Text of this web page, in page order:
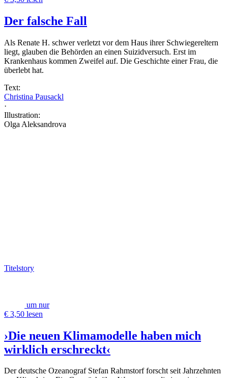
Der falsche Fall
Als Renate H. schwer verletzt vor dem Haus ihrer Schwiegereltern
liegt, glauben die Behörden an einen Suizidversuch. Erst im
Krankenhaus kommen Zweifel auf. Die Geschichte einer Frau, die
überlebt hat.
Text:
Christina Pausackl
·
Illustration:
Olga Aleksandrova
Titelstory
um nur
€ 3,50 lesen
›Die neuen Klimamodelle haben mich
wirklich erschreckt‹
Der deutsche Ozeanograf Stefan Rahmstorf forscht seit Jahrzehnten